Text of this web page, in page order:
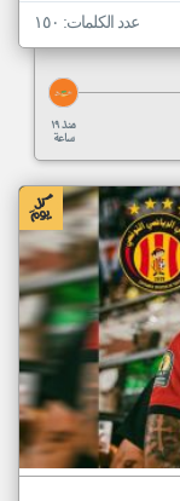
عدد الكلمات: ١٥٠
منذ ١٩
ساعة